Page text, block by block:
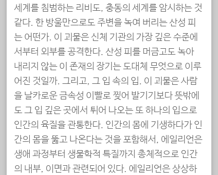
세계를 침범하는 리비도, 충동의 세계를 암시하는 것
같다. 한 방울만으로도 주변을 녹여 버리는 산성 피
는 어떤가. 이 괴물은 신체 기관의 가장 깊은 수준에
서부터 외부를 공격한다. 산성 피를 머금고도 녹아
내리지 않는 이 존재의 장기는 도대체 무엇으로 이루
어진 것일까. 그리고, 그 입 속의 입. 이 괴물은 사람
을 날카로운 금속성 이빨로 찢어 발기기보다 뜻밖에
도 그 입 깊은 곳에서 튀어 나오는 또 하나의 입으로
인간의 육질을 관통한다. 인간의 몸에 기생하다가 인
간의 몸을 뚫고 나온다는 것을 포함해서, 에일리언은
생애 과정부터 생물학적 특질까지 총체적으로 인간
의 내부, 이면과 관련되어 있다. 에일리언은 상상하